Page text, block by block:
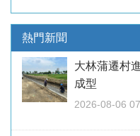
熱門新聞
大林蒲遷村
成型
2026-08-06